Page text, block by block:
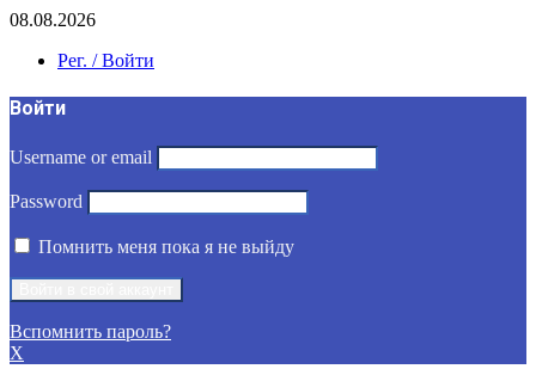
08.08.2026
Рег. / Войти
Войти
Username or email
Password
Помнить меня пока я не выйду
Вспомнить пароль?
X